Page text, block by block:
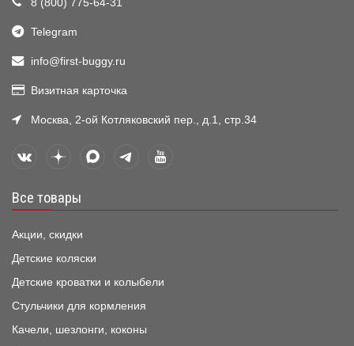
8 (800) 775-64-31
Telegram
info@first-buggy.ru
Визитная карточка
Москва, 2-ой Котляковский пер., д.1, стр.34
Все товары
Акции, скидки
Детские коляски
Детские кроватки и колыбели
Стульчики для кормления
Качели, шезлонги, коконы